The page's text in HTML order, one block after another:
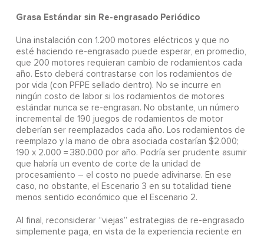
Grasa Estándar sin Re-engrasado Periódico
Una instalación con 1.200 motores eléctricos y que no
esté haciendo re-engrasado puede esperar, en promedio,
que 200 motores requieran cambio de rodamientos cada
año. Esto deberá contrastarse con los rodamientos de
por vida (con PFPE sellado dentro). No se incurre en
ningún costo de labor si los rodamientos de motores
estándar nunca se re-engrasan. No obstante, un número
incremental de 190 juegos de rodamientos de motor
deberían ser reemplazados cada año. Los rodamientos de
reemplazo y la mano de obra asociada costarían $2.000;
190 x 2.000 = 380.000 por año. Podría ser prudente asumir
que habría un evento de corte de la unidad de
procesamiento – el costo no puede adivinarse. En ese
caso, no obstante, el Escenario 3 en su totalidad tiene
menos sentido económico que el Escenario 2.
Al final, reconsiderar “viejas” estrategias de re-engrasado
simplemente paga, en vista de la experiencia reciente en